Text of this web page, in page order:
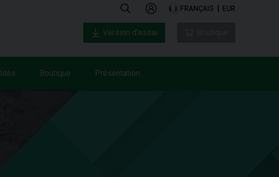
FRANÇAIS EUR
Boutique Présentation
Version d’essai